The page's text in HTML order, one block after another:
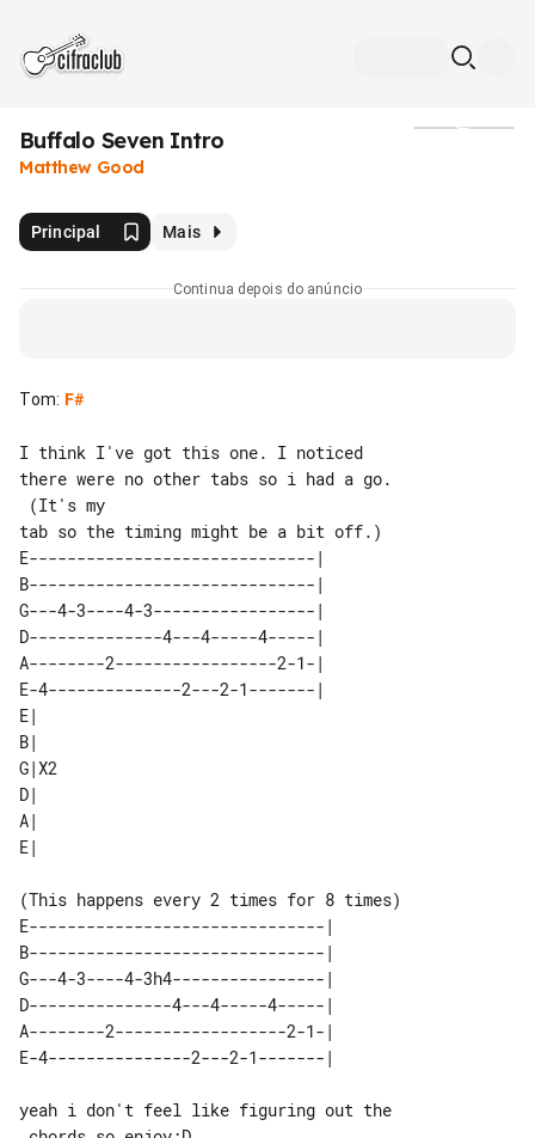
Buffalo Seven Intro
Matthew Good
Principal Mais
Continua depois do anúncio
Tom: F#
I think I've got this one. I noticed
there were no other tabs so i had a go.
E------------------------------|
B------------------------------|
G---4-3----4-3-----------------|
D--------------4---4-----4-----|
A--------2-----------------2-1-|
E-4--------------2---2-1-------|
E|
B|
G|X2
D|
A|
(This happens every 2 times for 8 times)
E-------------------------------|
B-------------------------------|
G---4-3----4-3h4----------------|
D---------------4---4-----4-----|
A--------2------------------2-1-|
yeah i don't feel like figuring out the